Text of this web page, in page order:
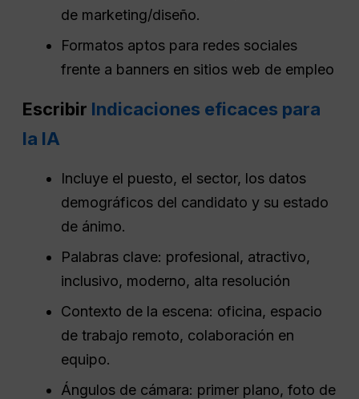
de marketing/diseño.
Formatos aptos para redes sociales
frente a banners en sitios web de empleo
Escribir Indicaciones eficaces para
la IA
Incluye el puesto, el sector, los datos
demográficos del candidato y su estado
de ánimo.
Palabras clave: profesional, atractivo,
inclusivo, moderno, alta resolución
Contexto de la escena: oficina, espacio
de trabajo remoto, colaboración en
equipo.
Ángulos de cámara: primer plano, foto de